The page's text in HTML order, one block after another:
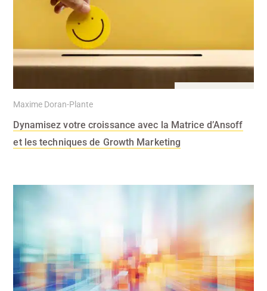
Maxime Doran-Plante
Dynamisez votre croissance avec la Matrice d’Ansoff
et les techniques de Growth Marketing